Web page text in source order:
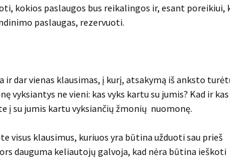
kokios paslaugos bus reikalingos ir, esant poreikiui,
paslaugas, rezervuoti.
ir dar vienas klausimas, į kurį, atsakymą iš anksto
vyksiantys ne vieni: kas vyks kartu su jumis? Kad ir
į su jumis kartu vyksiančių žmonių nuomonę.
visus klausimus, kuriuos yra būtina užduoti sau prieš
dauguma keliautojų galvoja, kad nėra būtina ieškoti